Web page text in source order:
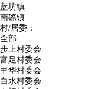
蓝坊镇
南磜镇
村/居委：
全部
步上村委会
富足村委会
甲华村委会
白水村委会